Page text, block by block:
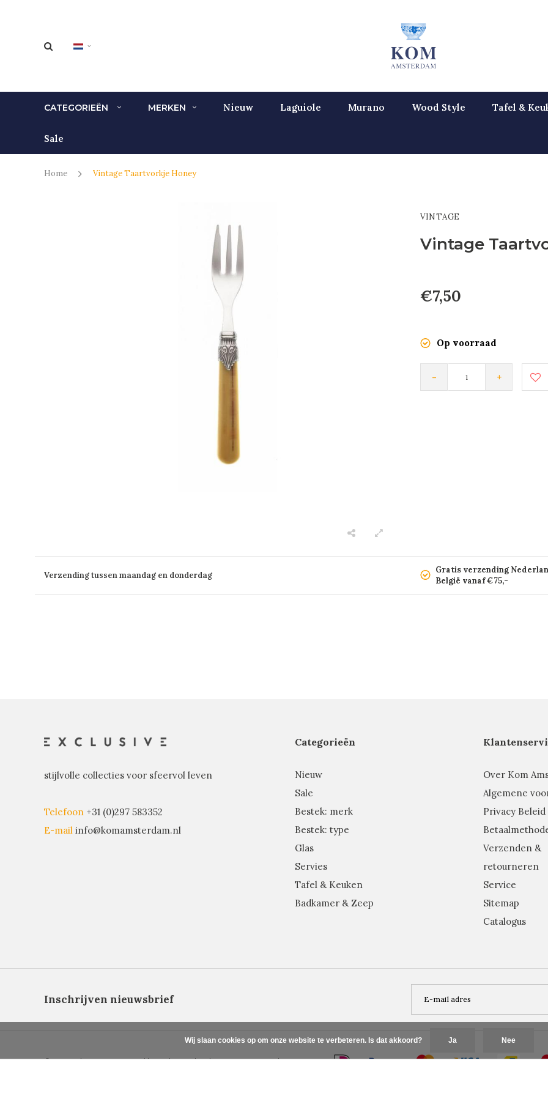
CATEGORIEËN MERKEN Nieuw Laguiole Murano Wood Style Tafel &
Sale
Home Vintage Taartvorkje Honey
VINTAGE
Vintage
€7,50
Op voorraad
- +
Verzending tussen maandag en donderdag
Gratis verzending
België vanaf €75,-
stijlvolle collecties voor sfeervol leven
Telefoon +31 (0)297 583352
E-mail info@komamsterdam.nl
Categorieën
Nieuw
Sale
Bestek: merk
Bestek: type
Glas
Servies
Tafel & Keuken
Badkamer & Zeep
Over Kom
Algemene
Privacy Beleid
Verzenden &
retourneren
Service
Sitemap
Catalogus
Inschrijven nieuwsbrief
© Copyright 2026 - Powered byLightspeed- Theme ByDMWSxPlus+
Wij slaan cookies op om onze website te verbeteren. Is dat akkoord? Ja Nee